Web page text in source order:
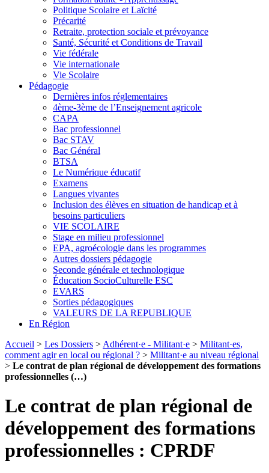
Politique Scolaire et Laïcité
Précarité
Retraite, protection sociale et prévoyance
Santé, Sécurité et Conditions de Travail
Vie fédérale
Vie internationale
Vie Scolaire
Pédagogie
Dernières infos réglementaires
4ème-3ème de l’Enseignement agricole
CAPA
Bac professionnel
Bac STAV
Bac Général
BTSA
Le Numérique éducatif
Examens
Langues vivantes
Inclusion des élèves en situation de handicap et à
besoins particuliers
VIE SCOLAIRE
Stage en milieu professionnel
EPA, agroécologie dans les programmes
Autres dossiers pédagogie
Seconde générale et technologique
Éducation SocioCulturelle ESC
EVARS
Sorties pédagogiques
VALEURS DE LA REPUBLIQUE
En Région
Accueil > Les Dossiers > Adhérent·e - Militant·e > Militant·es,
comment agir en local ou régional ? > Militant·e au niveau régional
> Le contrat de plan régional de développement des formations
professionnelles (…)
Le contrat de plan régional de
développement des formations
professionnelles : CPRDF